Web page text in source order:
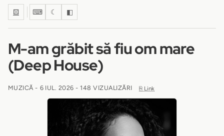
⚄ ⌨ ☾ ◧
M-am grăbit să fiu om mare
(Deep House)
MUZICĂ - 6 IUL. 2026 - 148 VIZUALIZĂRI ⎘ Link